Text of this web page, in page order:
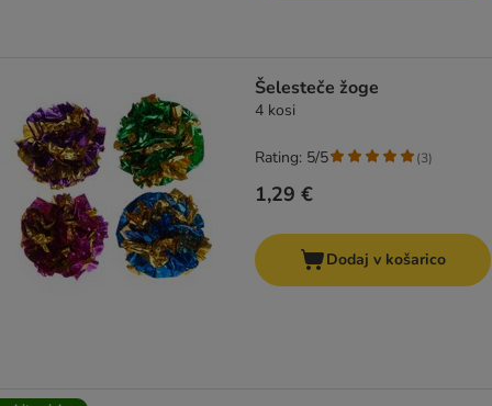
Šelesteče žoge
4 kosi
1,29 €
Rating: 5/5 (3)
Dodaj v košarico